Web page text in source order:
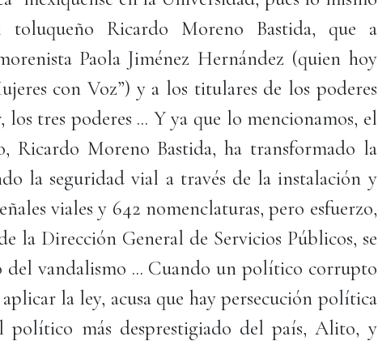
Ricardo Moreno Bastida, que a
Paola Jiménez Hernández (quien hoy
con Voz”) y a los titulares de los poderes
tres poderes ... Y ya que lo mencionamos, el
Ricardo Moreno Bastida, ha transformado la
la seguridad vial a través de la instalación y
viales y 642 nomenclaturas, pero esfuerzo,
la Dirección General de Servicios Públicos, se
del vandalismo ... Cuando un político corrupto
la ley, acusa que hay persecución política
político más desprestigiado del país, Alito, y